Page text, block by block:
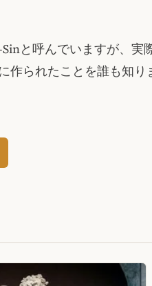
と呼んでいますが、実
作られたことを誰も知り